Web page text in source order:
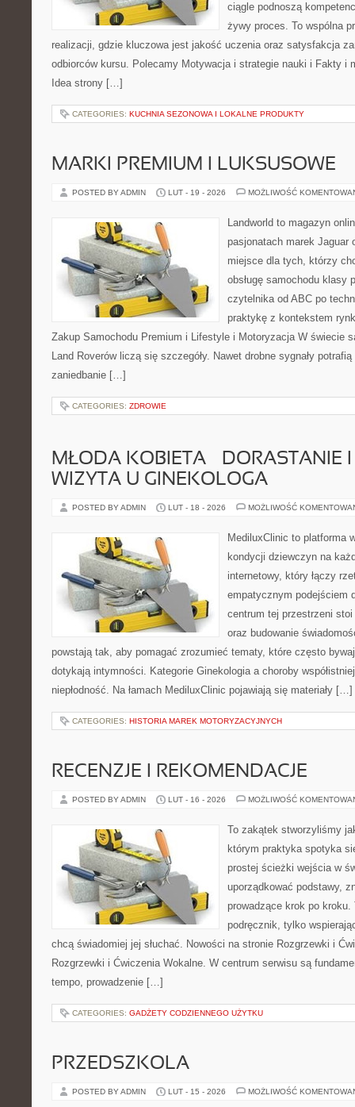
ciągle podnoszą
żywy proces. To wspólna
realizacji, gdzie kluczowa jest jakość uczenia oraz satysfakcja
odbiorców kursu. Polecamy Motywacja i strategie nauki i Fakty i
Idea strony […]
CATEGORIES: KUCHNIA SEZONOWA I LOKALNE PRODUKTY
MARKI PREMIUM I LUKSUSOWE
POSTED BY ADMIN LUT - 19 - 2026 MOŻLIWOŚĆ
Landworld to magazyn
pasjonatach marek Jaguar
miejsce dla tych, którzy
obsługę samochodu klasy
czytelnika od ABC po
praktykę z kontekstem
Zakup Samochodu Premium i Lifestyle i Motoryzacja W świecie
Land Roverów liczą się szczegóły. Nawet drobne sygnały
zaniedbanie […]
CATEGORIES: ZDROWIE
MŁODA KOBIETA – DORASTANIE
WIZYTA U GINEKOLOGA
POSTED BY ADMIN LUT - 18 - 2026 MOŻLIWOŚĆ
MediluxClinic to platforma
kondycji dziewczyn na
internetowy, który łączy
empatycznym podejściem
centrum tej przestrzeni
oraz budowanie
powstają tak, aby pomagać zrozumieć tematy, które często
dotykają intymności. Kategorie Ginekologia a choroby
niepłodność. Na łamach MediluxClinic pojawiają się materiały […]
CATEGORIES: HISTORIA MAREK MOTORYZACYJNYCH
RECENZJE I REKOMENDACJE
POSTED BY ADMIN LUT - 16 - 2026 MOŻLIWOŚĆ
To zakątek stworzyliśmy
którym praktyka spotyka
prostej ścieżki wejścia w
uporządkować podstawy,
prowadzące krok po
podręcznik, tylko
chcą świadomiej jej słuchać. Nowości na stronie Rozgrzewki i
Rozgrzewki i Ćwiczenia Wokalne. W centrum serwisu są
tempo, prowadzenie […]
CATEGORIES: GADŻETY CODZIENNEGO UŻYTKU
PRZEDSZKOLA
POSTED BY ADMIN LUT - 15 - 2026 MOŻLIWOŚĆ